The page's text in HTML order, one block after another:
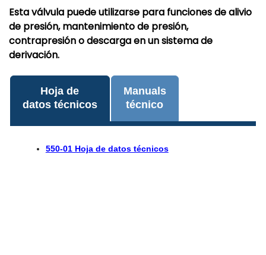
Esta válvula puede utilizarse para funciones de alivio
de presión, mantenimiento de presión,
contrapresión o descarga en un sistema de
derivación.
Hoja de
datos técnicos
Manuals
técnico
550-01 Hoja de datos técnicos